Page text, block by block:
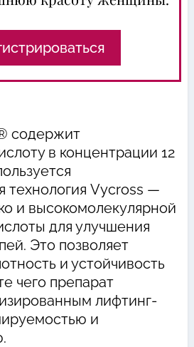
содержит
в концентрации 12
технология Vycross —
и высокомолекулярной
для улучшения
Это позволяет
и устойчивость
чего препарат
лифтинг-
и